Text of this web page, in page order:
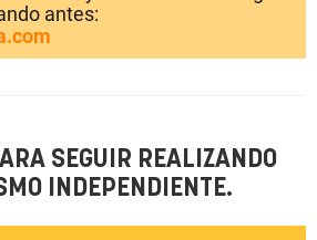
antes:
SEGUIR REALIZANDO
INDEPENDIENTE.